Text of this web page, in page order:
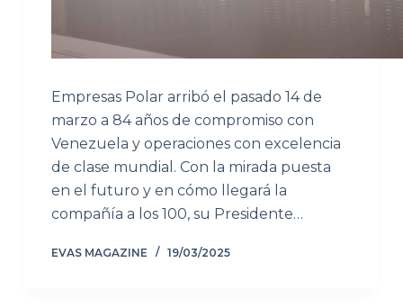
Empresas Polar arribó el pasado 14 de
marzo a 84 años de compromiso con
Venezuela y operaciones con excelencia
de clase mundial. Con la mirada puesta
en el futuro y en cómo llegará la
compañía a los 100, su Presidente…
EVAS MAGAZINE 19/03/2025